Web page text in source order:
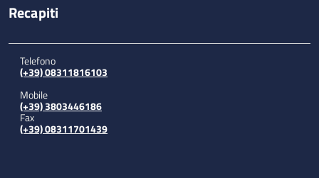
Recapiti
Telefono
(+39) 08311816103
Mobile
(+39) 3803446186
Fax
(+39) 08311701439